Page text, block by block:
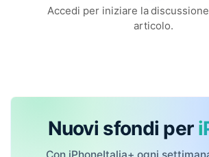
Accedi per iniziare la
articolo.
Nuovi sfondi per